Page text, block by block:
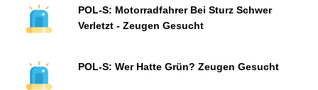
POL-S: Motorradfahrer Bei Sturz Schwer
Verletzt - Zeugen Gesucht
POL-S: Wer Hatte Grün? Zeugen Gesucht